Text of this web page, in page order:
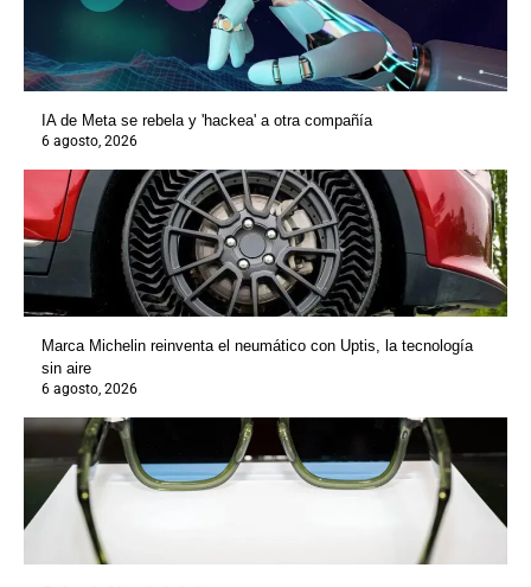
IA de Meta se rebela y 'hackea' a otra compañía
6 agosto, 2026
Marca Michelin reinventa el neumático con Uptis, la tecnología
sin aire
6 agosto, 2026